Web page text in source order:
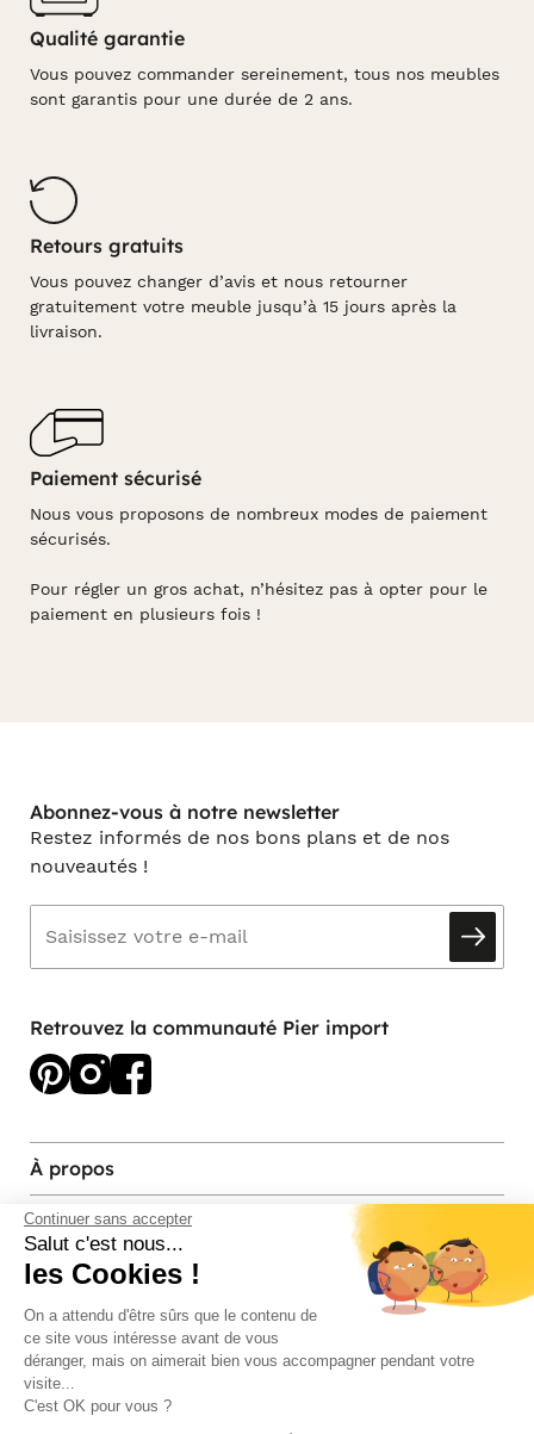
Continuer sans accepter
Salut c'est nous...
les Cookies !
On a attendu d'être sûrs que le contenu de
ce site vous intéresse avant de vous
déranger, mais on aimerait bien vous accompagner pendant votre
visite...
C'est OK pour vous ?
Qualité garantie
Vous pouvez commander sereinement, tous nos meubles
sont garantis pour une durée de 2 ans.
Retours gratuits
Vous pouvez changer d’avis et nous retourner
gratuitement votre meuble jusqu’à 15 jours après la
livraison.
Paiement sécurisé
Nous vous proposons de nombreux modes de paiement
sécurisés.
Pour régler un gros achat, n’hésitez pas à opter pour le
paiement en plusieurs fois !
Abonnez-vous à notre newsletter
Restez informés de nos bons plans et de nos
nouveautés !
Retrouvez la communauté Pier import
À propos
Services et contact
Magasins et Showrooms
Modes de paiement acceptés